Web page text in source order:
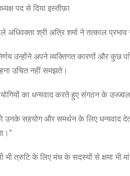
पद से दिया इस्तीफ़ा
अधिवक्ता श्री अत्रि शर्मा ने तत्काल
उन्होंने अपने व्यक्तिगत कारणों और कुछ
उचित नहीं समझते।
का धन्यवाद करते हुए संगठन के उज्ज्वल
उनके सहयोग और समर्थन के लिए धन्यवाद
भी त्रुटि के लिए मंच के सदस्यों से क्षमा भी